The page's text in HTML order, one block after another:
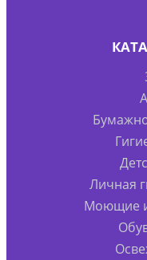
Личная
Моющие и